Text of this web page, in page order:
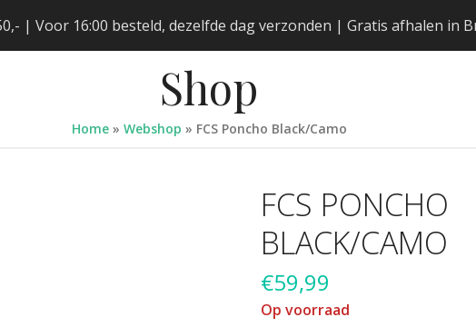
| Voor 16:00 besteld, dezelfde dag verzonden | Gratis afhalen in
Shop
Home» Webshop » FCS Poncho Black/Camo
FCS PONCHO
BLACK/CAMO
€59,99
Op voorraad